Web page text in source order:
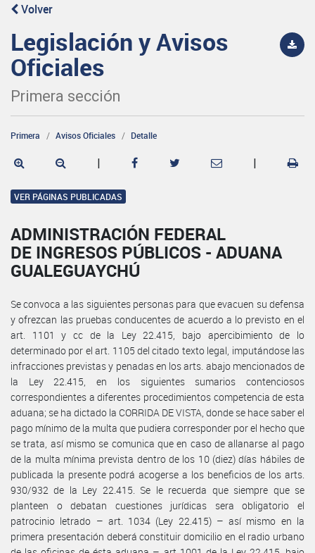
Volver
Legislación y Avisos
Oficiales
Primera sección
Primera Avisos Oficiales Detalle
| |
VER PÁGINAS PUBLICADAS
ADMINISTRACIÓN FEDERAL
DE INGRESOS PÚBLICOS - ADUANA
GUALEGUAYCHÚ
Se convoca a las siguientes personas para que evacuen su defensa
y ofrezcan las pruebas conducentes de acuerdo a lo previsto en el
art. 1101 y cc de la Ley 22.415, bajo apercibimiento de lo
determinado por el art. 1105 del citado texto legal, imputándose las
infracciones previstas y penadas en los arts. abajo mencionados de
la Ley 22.415, en los siguientes sumarios contenciosos
correspondientes a diferentes procedimientos competencia de esta
aduana; se ha dictado la CORRIDA DE VISTA, donde se hace saber el
pago mínimo de la multa que pudiera corresponder por el hecho que
se trata, así mismo se comunica que en caso de allanarse al pago
de la multa mínima prevista dentro de los 10 (diez) días hábiles de
publicada la presente podrá acogerse a los beneficios de los arts.
930/932 de la Ley 22.415. Se le recuerda que siempre que se
planteen o debatan cuestiones jurídicas sera obligatorio el
patrocinio letrado – art. 1034 (Ley 22.415) – así mismo en la
primera presentación deberá constituir domicilio en el radio urbano